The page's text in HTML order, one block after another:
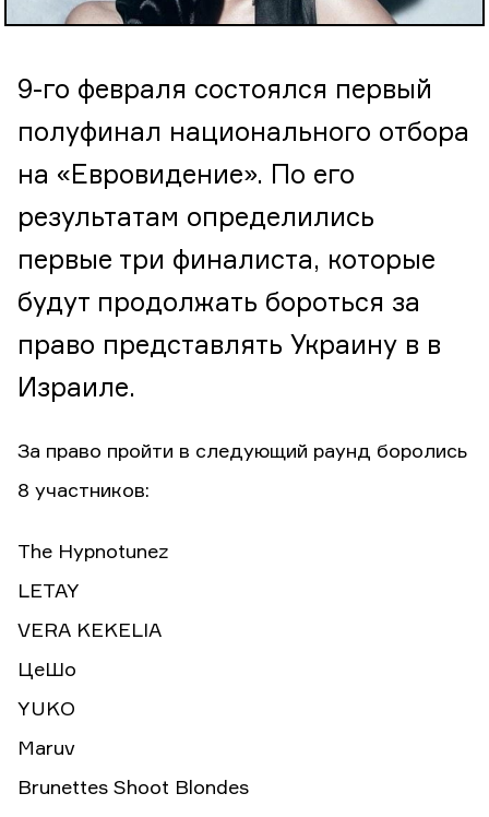
9-го февраля состоялся первый
полуфинал национального отбора
на «Евровидение». По его
результатам определились
первые три финалиста, которые
будут продолжать бороться за
право представлять Украину в в
Израиле.
За право пройти в следующий раунд боролись
8 участников:
The Hypnotunez
LETAY
VERA KEKELIA
ЦеШо
YUKO
Maruv
Brunettes Shoot Blondes